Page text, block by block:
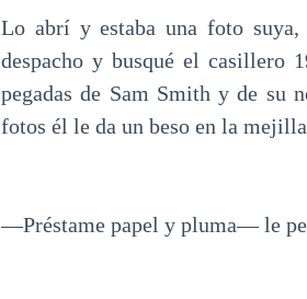
Lo abrí y estaba una foto
despacho y busqué el casillero
pegadas de Sam Smith y de su
fotos él le da un beso en la
—Préstame papel y pluma— le